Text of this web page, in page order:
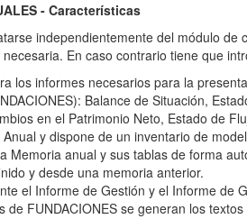
- Características
independientemente del módulo
En caso contrario tiene que
los informes necesarios para la
Balance de Situación,
en el Patrimonio Neto, Estado de
y dispone de un inventario de
Memoria anual y sus tablas de forma
y desde una memoria anterior.
el Informe de Gestión y el Informe de
de FUNDACIONES se generan los